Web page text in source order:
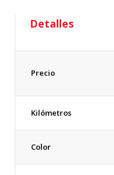
Detalles
Precio
Kilómetros
Color